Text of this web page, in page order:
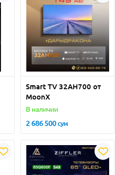
Smart TV 32AH700 от
MoonX
В наличии
2 686 500сум